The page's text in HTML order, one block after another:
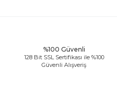
%100 Güvenli
128 Bit SSL Sertifikası ile %100
Güvenli Alışveriş